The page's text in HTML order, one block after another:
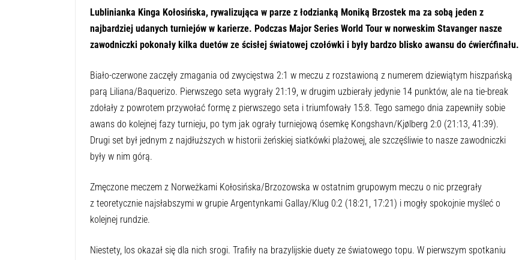
Lublinianka Kinga Kołosińska, rywalizująca w parze z łodzianką Moniką Brzostek ma za sobą jeden z
najbardziej udanych turniejów w karierze. Podczas Major Series World Tour w norweskim Stavanger nasze
zawodniczki pokonały kilka duetów ze ścisłej światowej czołówki i były bardzo blisko awansu do ćwierćfinału.
Biało-czerwone zaczęły zmagania od zwycięstwa 2:1 w meczu z rozstawioną z numerem dziewiątym hiszpańską
parą Liliana/Baquerizo. Pierwszego seta wygrały 21:19, w drugim uzbierały jedynie 14 punktów, ale na tie-break
zdołały z powrotem przywołać formę z pierwszego seta i triumfowały 15:8. Tego samego dnia zapewniły sobie
awans do kolejnej fazy turnieju, po tym jak ograły turniejową ósemkę Kongshavn/Kjølberg 2:0 (21:13, 41:39).
Drugi set był jednym z najdłuższych w historii żeńskiej siatkówki plażowej, ale szczęśliwie to nasze zawodniczki
były w nim górą.
Zmęczone meczem z Norweżkami Kołosińska/Brzozowska w ostatnim grupowym meczu o nic przegrały
z teoretycznie najsłabszymi w grupie Argentynkami Gallay/Klug 0:2 (18:21, 17:21) i mogły spokojnie myśleć o
kolejnej rundzie.
Niestety, los okazał się dla nich srogi. Trafiły na brazylijskie duety ze światowego topu. W pierwszym spotkaniu